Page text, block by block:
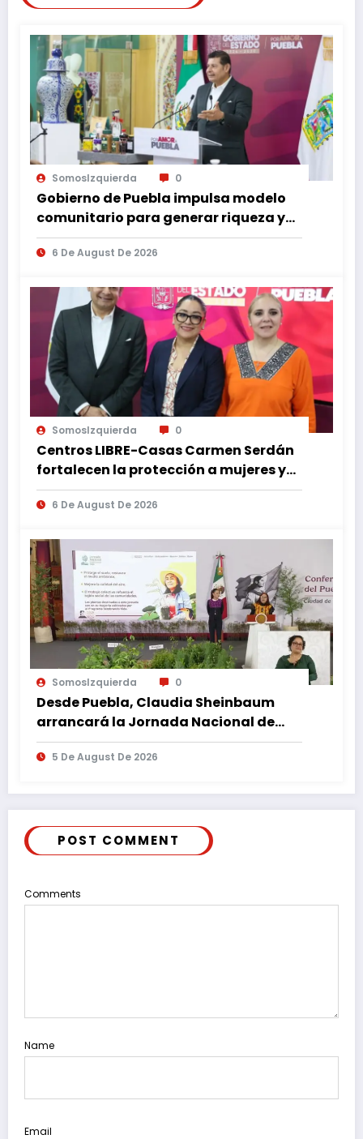
SomosIzquierda 0
Gobierno de Puebla impulsa modelo
comunitario para generar riqueza y
desarrollo
6 De August De 2026
SomosIzquierda 0
Centros LIBRE-Casas Carmen Serdán
fortalecen la protección a mujeres y
reducen feminicidios en Puebla
6 De August De 2026
SomosIzquierda 0
Desde Puebla, Claudia Sheinbaum
arrancará la Jornada Nacional de
Reforestación
5 De August De 2026
POST COMMENT
Comments
Name
Email